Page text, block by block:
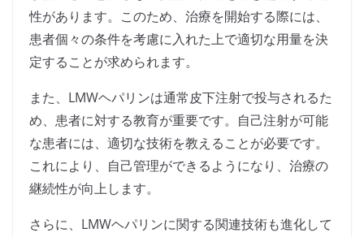
性があります。このため、治療を開始する際には、
患者個々の条件を考慮に入れた上で適切な用量を決
定することが求められます。
また、LMWヘパリンは通常皮下注射で投与されるた
め、患者に対する教育が重要です。自己注射が可能
な患者には、適切な技術を教えることが必要です。
これにより、自己管理ができるようになり、治療の
継続性が向上します。
さらに、LMWヘパリンに関する関連技術も進化して